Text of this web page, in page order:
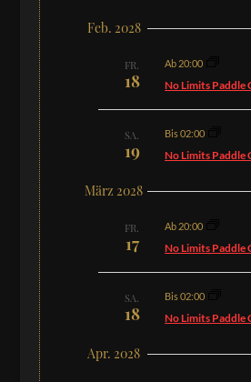
Feb. 2028
FR.
18
Ab 20:00
No Limits Paddle
SA.
19
Bis 02:00
No Limits Paddle
März 2028
FR.
17
Ab 20:00
No Limits Paddle
SA.
18
Bis 02:00
No Limits Paddle
Apr. 2028